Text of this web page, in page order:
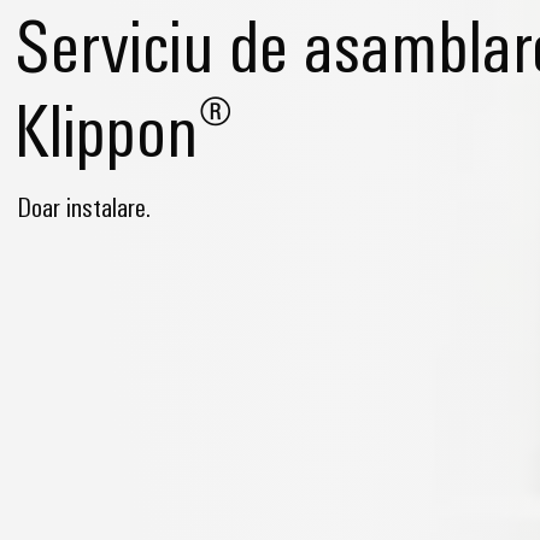
Serviciu de
Klippon®
Doar instalare.